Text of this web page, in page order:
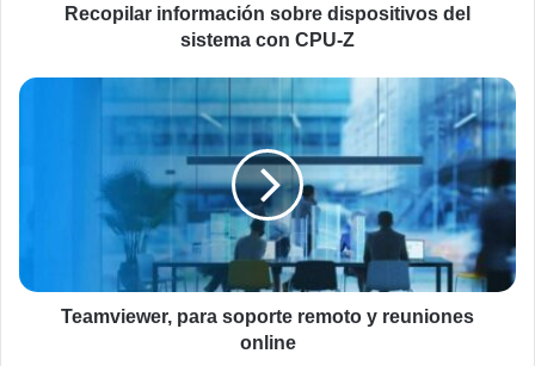
Recopilar información sobre dispositivos del
sistema con CPU-Z
Teamviewer,
reuniones
Teamviewer, para soporte remoto y reuniones
online